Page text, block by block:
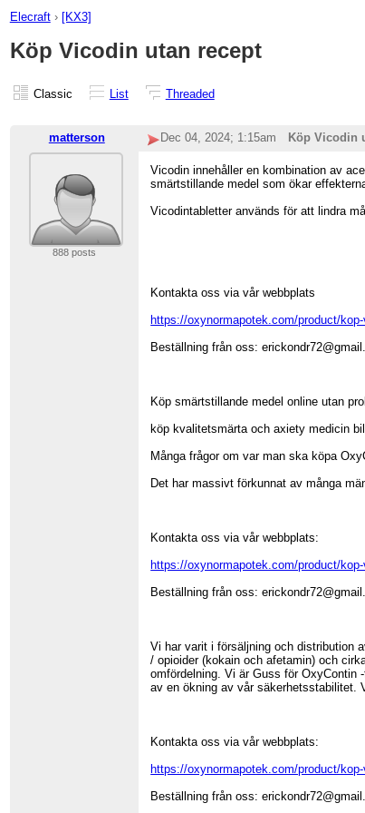
Elecraft › [KX3]
Köp Vicodin utan recept
Classic List Threaded
matterson Dec 04, 2024; 1:15am Köp Vicodin
888 posts
Vicodin innehåller en kombination av
smärtstillande medel som ökar
Vicodintabletter används för att lindra
Kontakta oss via vår webbplats
https://oxynormapotek.com/product/
Beställning från oss:
Köp smärtstillande medel online utan
köp kvalitetsmärta och axiety medicin
Många frågor om var man ska köpa
Det har massivt förkunnat av många
Kontakta oss via vår webbplats:
https://oxynormapotek.com/product/
Beställning från oss:
Vi har varit i försäljning och distribution
/ opioider (kokain och afetamin) och
omfördelning. Vi är Guss för OxyContin
av en ökning av vår säkerhetsstabilitet.
Kontakta oss via vår webbplats:
https://oxynormapotek.com/product/
Beställning från oss: